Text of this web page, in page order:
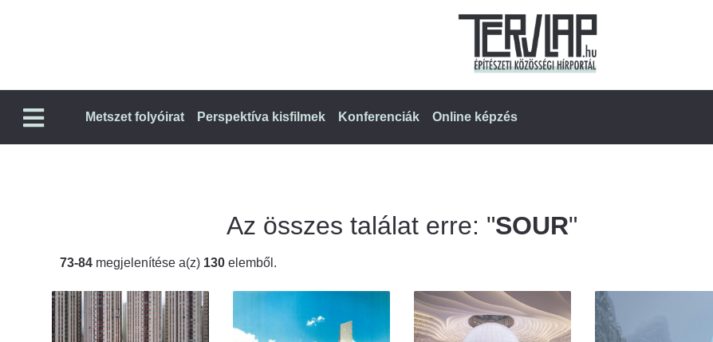
Metszet folyóirat Perspektíva kisfilmek Konferenciák Online képzés
Az összes találat erre: "SOUR"
73-84 megjelenítése a(z) 130 elemből.